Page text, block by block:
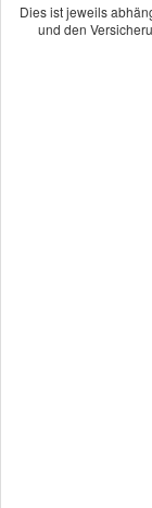
überzeugen. Oder
und individuell. Wir
Dies ist jeweils
und den